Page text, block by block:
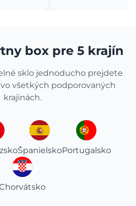
box pre 5 krajín
sklo jednoducho prejdete
všetkých podporovaných
krajinách.
ŠpanielskoPortugalsko